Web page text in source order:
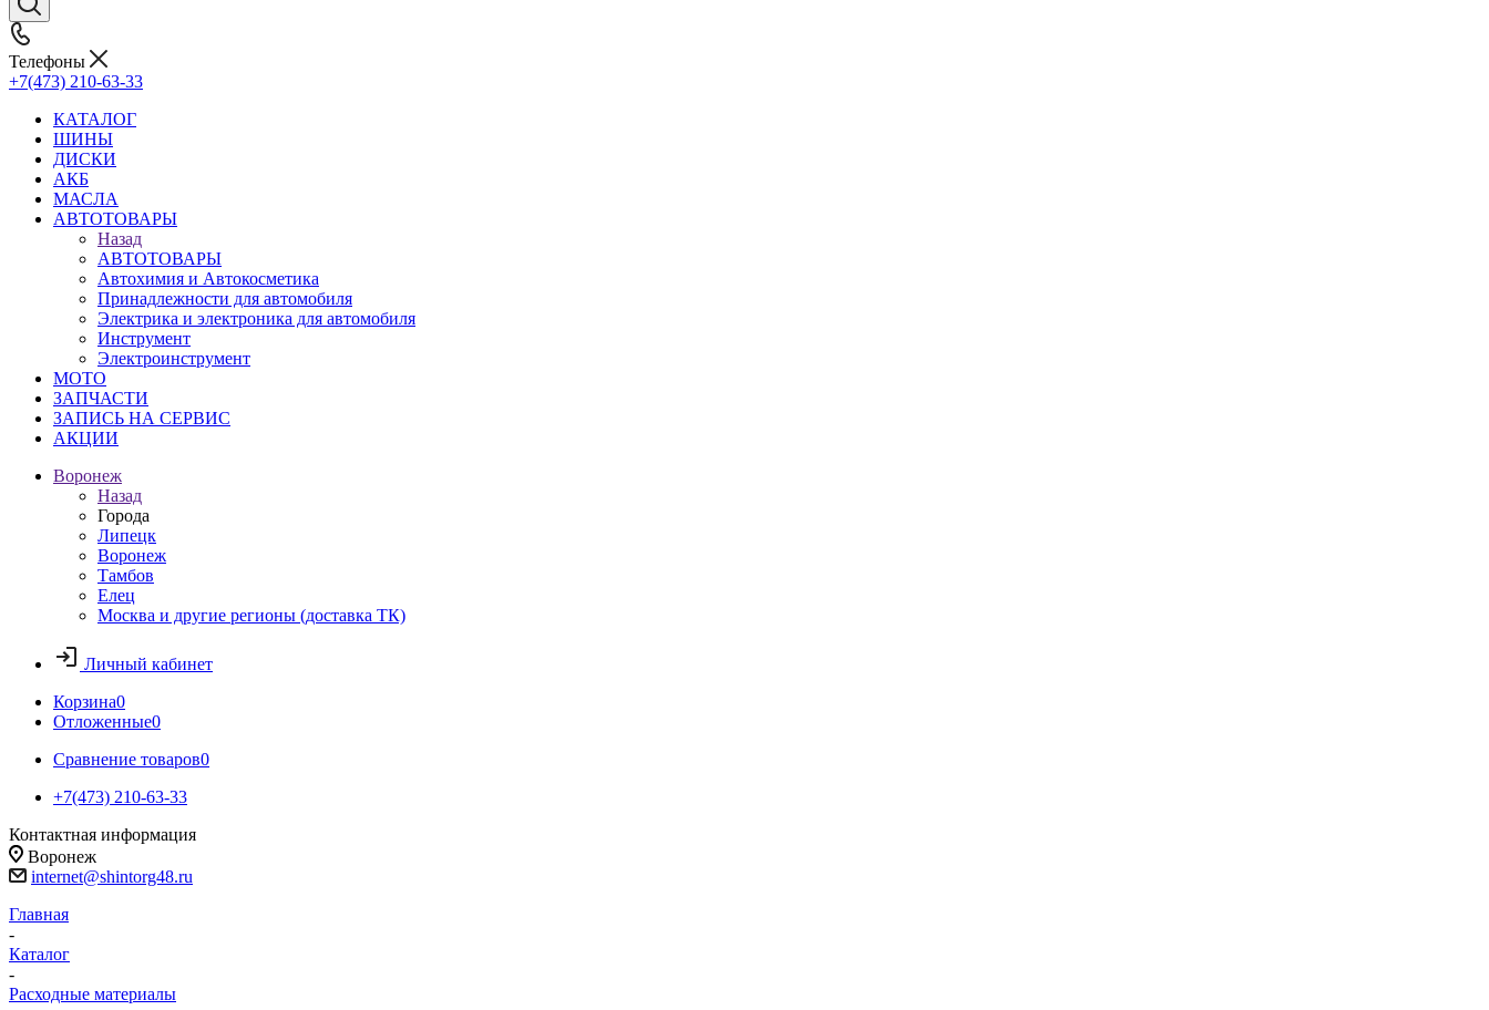
Телефоны
+7(473) 210-63-33
КАТАЛОГ
ШИНЫ
ДИСКИ
АКБ
МАСЛА
АВТОТОВАРЫ
Назад
АВТОТОВАРЫ
Автохимия и Автокосметика
Принадлежности для автомобиля
Электрика и электроника для автомобиля
Инструмент
Электроинструмент
МОТО
ЗАПЧАСТИ
ЗАПИСЬ НА СЕРВИС
АКЦИИ
Воронеж
Назад
Города
Липецк
Воронеж
Тамбов
Елец
Москва и другие регионы (доставка ТК)
Личный кабинет
Корзина0
Отложенные0
Сравнение товаров0
+7(473) 210-63-33
Контактная информация
Воронеж
internet@shintorg48.ru
Главная
-
Каталог
-
Расходные материалы